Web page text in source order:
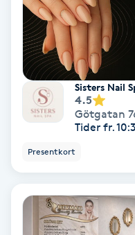
Käkledsbehandling
Kärlbehandling
Laserbehandling
LED-ljusterapi
Sisters Nail
4.5
Götgatan
Tider fr.
Presentkort